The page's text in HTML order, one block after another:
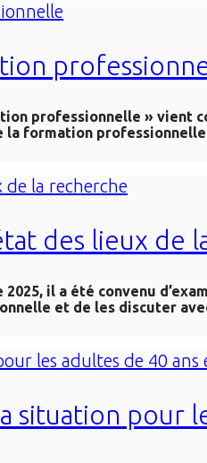
professionnelle » vient
formation professionnelle
des lieux de
il a été convenu
et de les discuter
situation pour